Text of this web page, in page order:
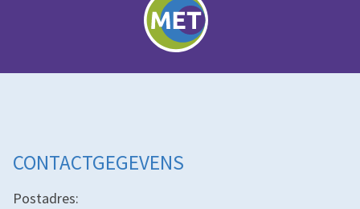
CONTACTGEGEVENS
Postadres: